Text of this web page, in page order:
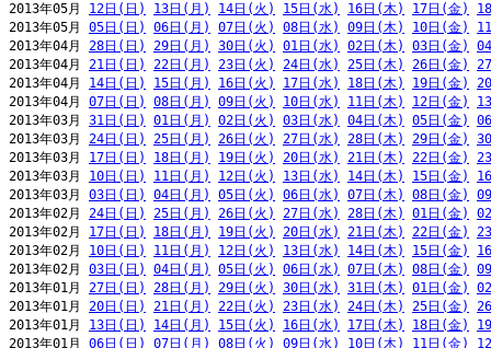
2013年05月 12日(日) 13日(月) 14日(火) 15日(水) 16日(木) 17日(金)
2013年05月 05日(日) 06日(月) 07日(火) 08日(水) 09日(木) 10日(金)
2013年04月 28日(日) 29日(月) 30日(火) 01日(水) 02日(木) 03日(金)
2013年04月 21日(日) 22日(月) 23日(火) 24日(水) 25日(木) 26日(金)
2013年04月 14日(日) 15日(月) 16日(火) 17日(水) 18日(木) 19日(金)
2013年04月 07日(日) 08日(月) 09日(火) 10日(水) 11日(木) 12日(金)
2013年03月 31日(日) 01日(月) 02日(火) 03日(水) 04日(木) 05日(金)
2013年03月 24日(日) 25日(月) 26日(火) 27日(水) 28日(木) 29日(金)
2013年03月 17日(日) 18日(月) 19日(火) 20日(水) 21日(木) 22日(金)
2013年03月 10日(日) 11日(月) 12日(火) 13日(水) 14日(木) 15日(金)
2013年03月 03日(日) 04日(月) 05日(火) 06日(水) 07日(木) 08日(金)
2013年02月 24日(日) 25日(月) 26日(火) 27日(水) 28日(木) 01日(金)
2013年02月 17日(日) 18日(月) 19日(火) 20日(水) 21日(木) 22日(金)
2013年02月 10日(日) 11日(月) 12日(火) 13日(水) 14日(木) 15日(金)
2013年02月 03日(日) 04日(月) 05日(火) 06日(水) 07日(木) 08日(金)
2013年01月 27日(日) 28日(月) 29日(火) 30日(水) 31日(木) 01日(金)
2013年01月 20日(日) 21日(月) 22日(火) 23日(水) 24日(木) 25日(金)
2013年01月 13日(日) 14日(月) 15日(火) 16日(水) 17日(木) 18日(金)
2013年01月 06日(日) 07日(月) 08日(火) 09日(水) 10日(木) 11日(金)